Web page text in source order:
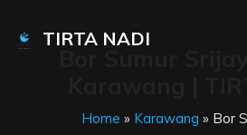
TIRTA NADI
Home » Karawang » Bor